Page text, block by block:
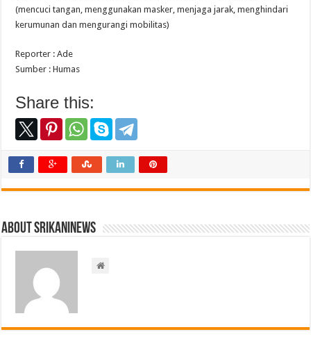
(mencuci tangan, menggunakan masker, menjaga jarak, menghindari
kerumunan dan mengurangi mobilitas)
Reporter : Ade
Sumber : Humas
Share this:
About srikaninews